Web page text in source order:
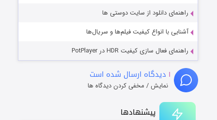
پیشنهادها
راهنمای دانلود از سایت دوستی ها
آشنایی با انواع کیفیت فیلم‌ها و سریال‌ها
راهنمای فعال سازی کیفیت HDR در PotPlayer
۱ دیدگاه ارسال شده است
نمایش / مخفی کردن دیدگاه ها